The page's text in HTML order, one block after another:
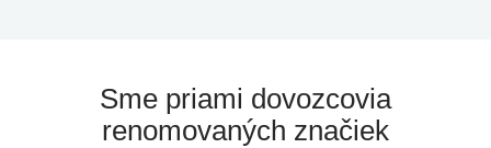
Sme priami dovozcovia
renomovaných značiek